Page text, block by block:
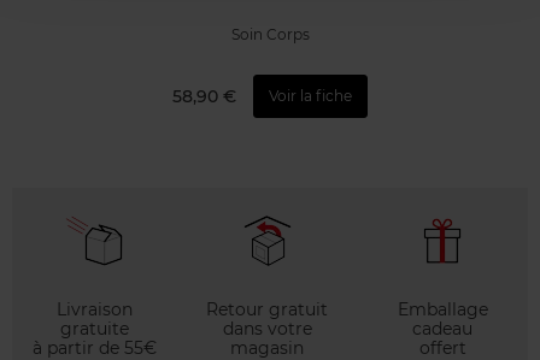
Soin Corps
58,90 € Voir la fiche
Livraison
gratuite
à partir de 55€
Retour gratuit
dans votre
magasin
Emballage
cadeau
offert